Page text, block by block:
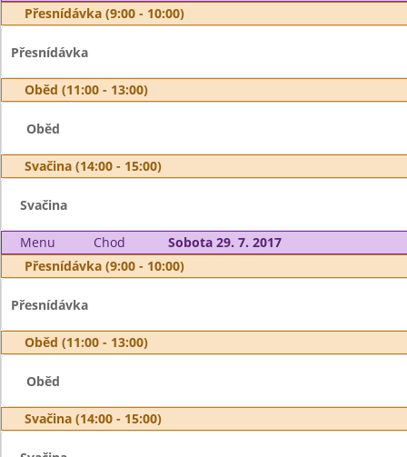
Přesnídávka (9:00 - 10:00)
Přesnídávka
Oběd (11:00 - 13:00)
Oběd
Svačina (14:00 - 15:00)
Svačina
Menu Chod
Sobota 29. 7. 2017
Přesnídávka (9:00 - 10:00)
Přesnídávka
Oběd (11:00 - 13:00)
Oběd
Svačina (14:00 - 15:00)